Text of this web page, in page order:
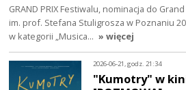
GRAND PRIX Festiwalu, nominacja do
im. prof. Stefana Stuligrosza w Poznaniu
w kategorii „Musica… » więcej
2026-06-21, godz. 21:34
"Kumotry" w